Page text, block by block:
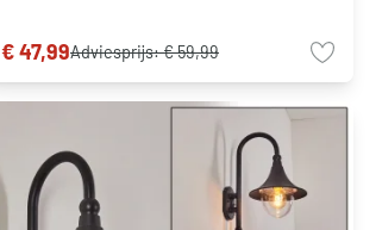
€ 47,99Adviesprijs:€ 59,99